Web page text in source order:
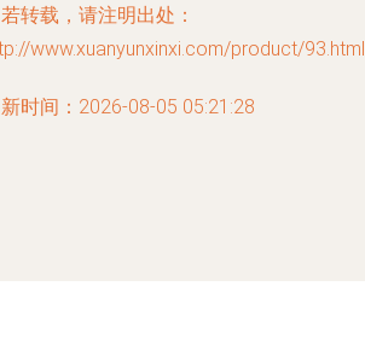
转载，请注明出处：
www.xuanyunxinxi.com/product/93.html
时间：2026-08-05 05:21:28